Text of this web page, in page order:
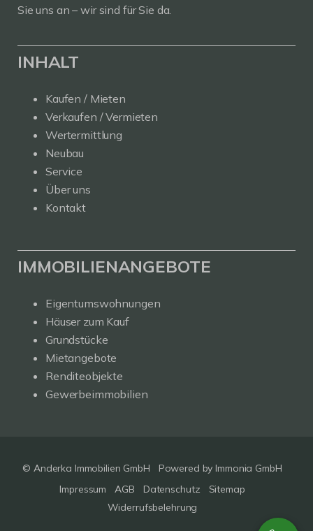
Sie uns an – wir sind für Sie da.
INHALT
Kaufen / Mieten
Verkaufen / Vermieten
Wertermittlung
Neubau
Service
Über uns
Kontakt
IMMOBILIENANGEBOTE
Eigentumswohnungen
Häuser zum Kauf
Grundstücke
Mietangebote
Renditeobjekte
Gewerbeimmobilien
© Anderka Immobilien GmbH Powered by Immonia GmbH
Impressum
AGB Datenschutz
Sitemap
Widerrufsbelehrung